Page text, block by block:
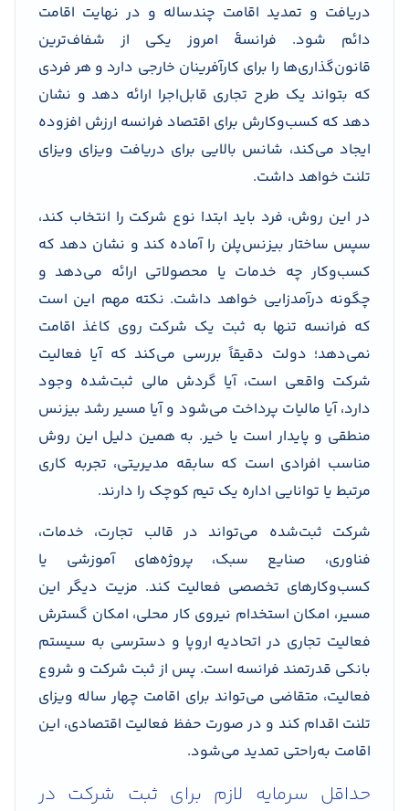
دریافت و تمدید اقامت چندساله و در نهایت اقامت
دائم شود. فرانسۀ امروز یکی از شفاف‌ترین
قانون‌گذاری‌ها را برای کارآفرینان خارجی دارد و هر فردی
که بتواند یک طرح تجاری قابل‌اجرا ارائه دهد و نشان
دهد که کسب‌وکارش برای اقتصاد فرانسه ارزش افزوده
ایجاد می‌کند، شانس بالایی برای دریافت ویزای ویزای
تلنت خواهد داشت.
در این روش، فرد باید ابتدا نوع شرکت را انتخاب کند،
سپس ساختار بیزنس‌پلن را آماده کند و نشان دهد که
کسب‌وکار چه خدمات یا محصولاتی ارائه می‌دهد و
چگونه درآمدزایی خواهد داشت. نکته مهم این است
که فرانسه تنها به ثبت یک شرکت روی کاغذ اقامت
نمی‌دهد؛ دولت دقیقاً بررسی می‌کند که آیا فعالیت
شرکت واقعی است، آیا گردش مالی ثبت‌شده وجود
دارد، آیا مالیات پرداخت می‌شود و آیا مسیر رشد بیزنس
منطقی و پایدار است یا خیر. به همین دلیل این روش
مناسب افرادی است که سابقه مدیریتی، تجربه کاری
مرتبط یا توانایی اداره یک تیم کوچک را دارند.
شرکت ثبت‌شده می‌تواند در قالب تجارت، خدمات،
فناوری، صنایع سبک، پروژه‌های آموزشی یا
کسب‌وکارهای تخصصی فعالیت کند. مزیت دیگر این
مسیر، امکان استخدام نیروی کار محلی، امکان گسترش
فعالیت تجاری در اتحادیه اروپا و دسترسی به سیستم
بانکی قدرتمند فرانسه است. پس از ثبت شرکت و شروع
فعالیت، متقاضی می‌تواند برای اقامت چهار ساله ویزای
تلنت اقدام کند و در صورت حفظ فعالیت اقتصادی، این
اقامت به‌راحتی تمدید می‌شود.
حداقل سرمایه لازم برای ثبت شرکت در